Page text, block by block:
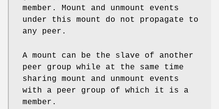
member. Mount and unmount events
under this mount do not propagate to
any peer.
A mount can be the slave of another
peer group while at the same time
sharing mount and unmount events
with a peer group of which it is a
member.